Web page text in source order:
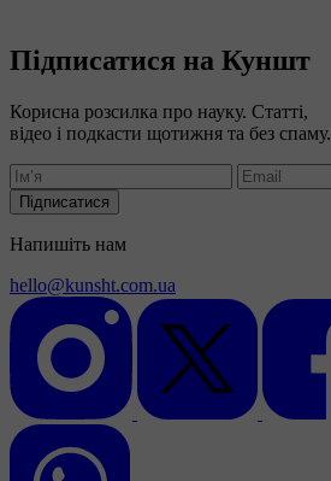
Підписатися на Куншт
Корисна розсилка про науку. Статті,
відео і подкасти щотижня та без спаму.
Підписатися
Напишіть нам
hello@kunsht.com.ua